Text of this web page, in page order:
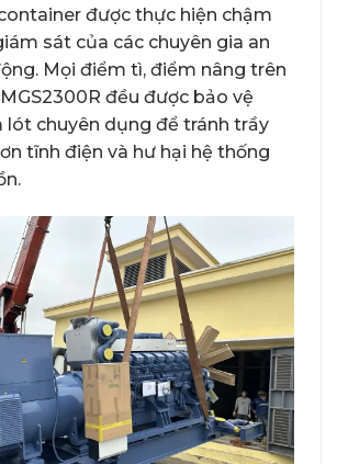
được thực hiện chậm
sát của các chuyên gia an
Mọi điểm tì, điểm nâng trên
đều được bảo vệ
lót chuyên dụng để tránh trầy
tĩnh điện và hư hại hệ thống